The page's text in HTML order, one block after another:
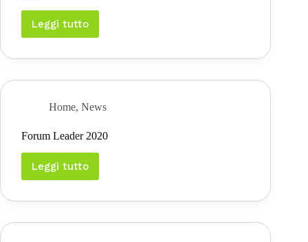
Leggi tutto
Il
Gal
Bergamo
primo
Forum
2020
Home, News
Forum Leader 2020
Leggi tutto
Forum
Leader